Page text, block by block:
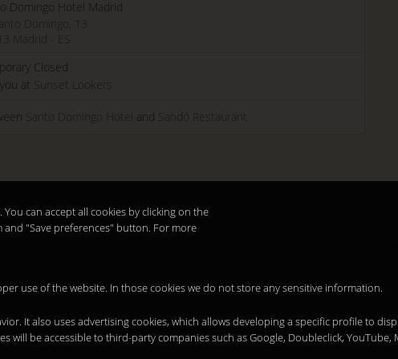
Domingo Hotel Madrid
Domingo, 13
Madrid
Closed
at
Sunset Lookers
Santo Domingo Hotel and Sandó Restaurant
can accept all cookies by clicking on the
"Save preferences" button. For more
use of the website. In those cookies we do not store any sensitive information.
It also uses advertising cookies, which allows developing a specific profile to
be accessible to third-party companies such as Google, Doubleclick, YouTube,